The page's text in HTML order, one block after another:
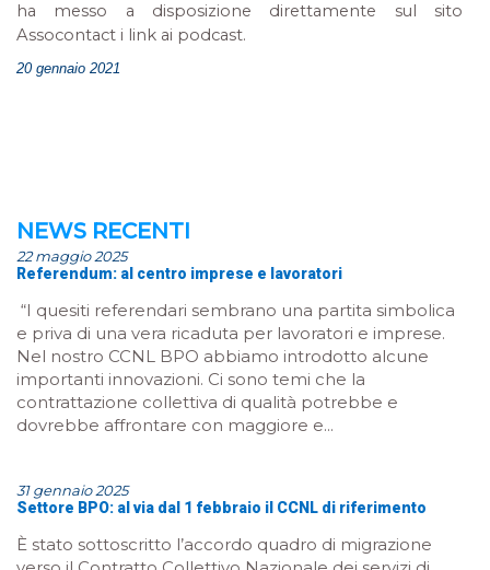
ha messo a disposizione direttamente sul sito
Assocontact i link ai podcast.
20 gennaio 2021
NEWS RECENTI
22 maggio 2025
Referendum: al centro imprese e lavoratori
“I quesiti referendari sembrano una partita simbolica
e priva di una vera ricaduta per lavoratori e imprese.
Nel nostro CCNL BPO abbiamo introdotto alcune
importanti innovazioni. Ci sono temi che la
contrattazione collettiva di qualità potrebbe e
dovrebbe affrontare con maggiore e...
31 gennaio 2025
Settore BPO: al via dal 1 febbraio il CCNL di riferimento
È stato sottoscritto l’accordo quadro di migrazione